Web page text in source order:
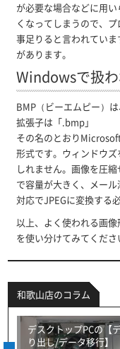
が必要な場合などに用
くなってしまうので、
事足りると言われてい
があります。
Windowsで扱
BMP（ビーエムピー）
拡張子は「.bmp」
その名のとおり
形式です。ウィンドウ
しれません。画像を圧
で容量が大きく、メー
対応でJPEGに変換する
以上、よく使われる画
を使い分けてみてくださ
和歌山店のコラム
デスクトップPCの【
り出し/データ移行】